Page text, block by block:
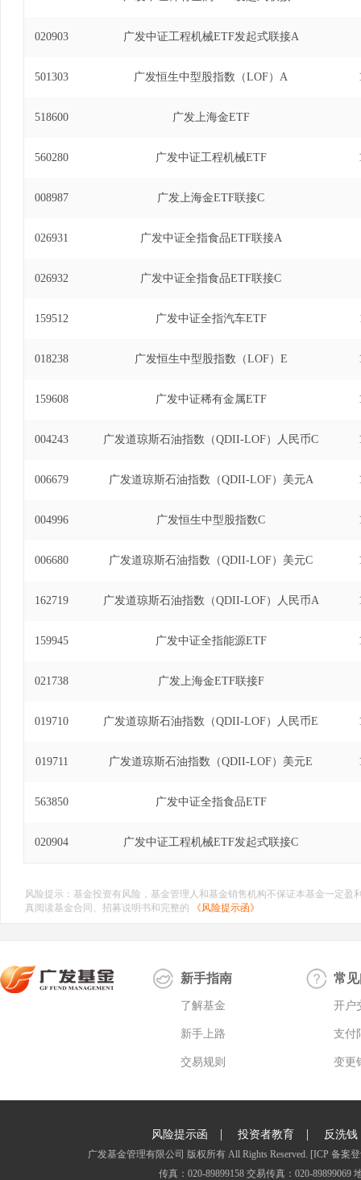
020903 广发中证工程机械ETF发起式联接A
501303 广发恒生中型股指数（LOF）A
518600 广发上海金ETF
560280 广发中证工程机械ETF
008987 广发上海金ETF联接C
026931 广发中证全指食品ETF联接A
026932 广发中证全指食品ETF联接C
159512 广发中证全指汽车ETF
018238 广发恒生中型股指数（LOF）E
159608 广发中证稀有金属ETF
004243 广发道琼斯石油指数（QDII-LOF）人民币C
006679 广发道琼斯石油指数（QDII-LOF）美元A
004996 广发恒生中型股指数C
006680 广发道琼斯石油指数（QDII-LOF）美元C
162719 广发道琼斯石油指数（QDII-LOF）人民币A
159945 广发中证全指能源ETF
021738 广发上海金ETF联接F
019710 广发道琼斯石油指数（QDII-LOF）人民币E
019711 广发道琼斯石油指数（QDII-LOF）美元E
563850 广发中证全指食品ETF
020904 广发中证工程机械ETF发起式联接C
风险提示：基金投资有风险，基金管理人和基金销售机构不保证本基金一定
真阅读基金合同、招募说明书和完整的
《风险提示函》
新手指南
了解基金
新手上路
交易规则
常
开户
支付
变更
风险提示函 | 投资者教育 | 反洗钱
广发基金管理有限公司 版权所有 All Rights Reserved. [ICP 备案
传真：020-89899158 交易传真：020-